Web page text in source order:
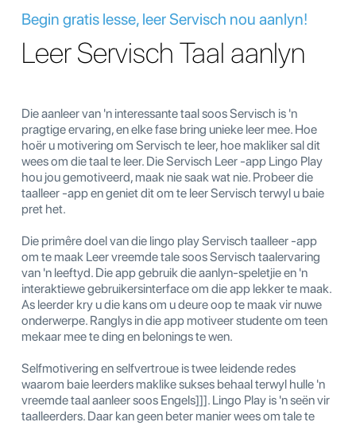
Begin gratis lesse, leer Servisch nou aanlyn!
Leer Servisch Taal aanlyn
Die aanleer van 'n interessante taal soos Servisch is 'n
pragtige ervaring, en elke fase bring unieke leer mee. Hoe
hoër u motivering om Servisch te leer, hoe makliker sal dit
wees om die taal te leer. Die Servisch Leer -app Lingo Play
hou jou gemotiveerd, maak nie saak wat nie. Probeer die
taalleer -app en geniet dit om te leer Servisch terwyl u baie
pret het.
Die primêre doel van die lingo play Servisch taalleer -app
om te maak Leer vreemde tale soos Servisch taalervaring
van 'n leeftyd. Die app gebruik die aanlyn-speletjie en 'n
interaktiewe gebruikersinterface om die app lekker te maak.
As leerder kry u die kans om u deure oop te maak vir nuwe
onderwerpe. Ranglys in die app motiveer studente om teen
mekaar mee te ding en belonings te wen.
Selfmotivering en selfvertroue is twee leidende redes
waarom baie leerders maklike sukses behaal terwyl hulle 'n
vreemde taal aanleer soos Engels]]]. Lingo Play is 'n seën vir
taalleerders. Daar kan geen beter manier wees om tale te